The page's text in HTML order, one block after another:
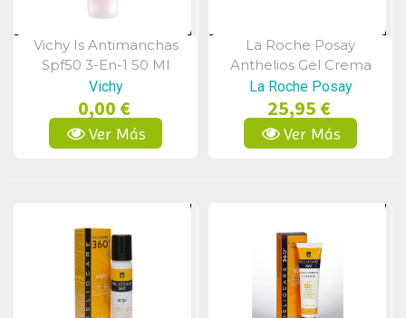
Vista Rápida
Vichy Is Antimanchas
Spf50 3-En-1 50 Ml
Vichy
0,00 €
Ver Más
Vista Rápida
La Roche Posay
Anthelios Gel Crema
Facial Toque Seco Color
Spf50 50 Ml
La Roche Posay
25,95 €
Ver Más